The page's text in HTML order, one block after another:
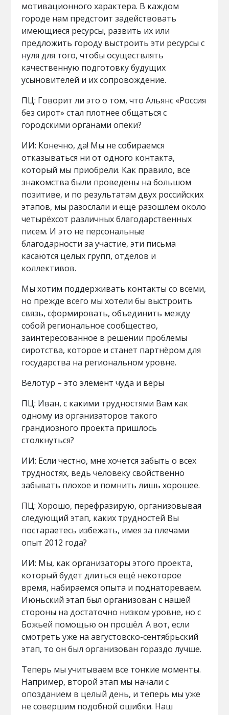
мотивационного характера. В каждом
городе нам предстоит задействовать
имеющиеся ресурсы, развить их или
предложить городу выстроить эти ресурсы с
нуля для того, чтобы осуществлять
качественную подготовку будущих
усыновителей и их сопровождение.
ПЦ: Говорит ли это о том, что Альянс «Россия
без сирот» стал плотнее общаться с
городскими органами опеки?
ИИ: Конечно, да! Мы не собираемся
отказываться ни от одного контакта,
который мы приобрели. Как правило, все
знакомства были проведены на большом
позитиве, и по результатам двух российских
этапов, мы разослали и ещё разошлём около
четырёхсот различных благодарственных
писем. И это не персональные
благодарности за участие, эти письма
касаются целых групп, отделов и
коллективов.
Мы хотим поддерживать контакты со всеми,
но прежде всего мы хотели бы выстроить
связь, сформировать, объединить между
собой региональное сообщество,
заинтересованное в решении проблемы
сиротства, которое и станет партнёром для
государства на региональном уровне.
Велотур – это элемент чуда и веры
ПЦ: Иван, с какими трудностями Вам как
одному из организаторов такого
грандиозного проекта пришлось
столкнуться?
ИИ: Если честно, мне хочется забыть о всех
трудностях, ведь человеку свойственно
забывать плохое и помнить лишь хорошее.
ПЦ: Хорошо, перефразирую, организовывая
следующий этап, каких трудностей Вы
постараетесь избежать, имея за плечами
опыт 2012 года?
ИИ: Мы, как организаторы этого проекта,
который будет длиться ещё некоторое
время, набираемся опыта и поднатореваем.
Июньский этап был организован с нашей
стороны на достаточно низком уровне, но с
Божьей помощью он прошёл. А вот, если
смотреть уже на августовско-сентябрьский
этап, то он был организован гораздо лучше.
Теперь мы учитываем все тонкие моменты.
Например, второй этап мы начали с
опозданием в целый день, и теперь мы уже
не совершим подобной ошибки. Наш